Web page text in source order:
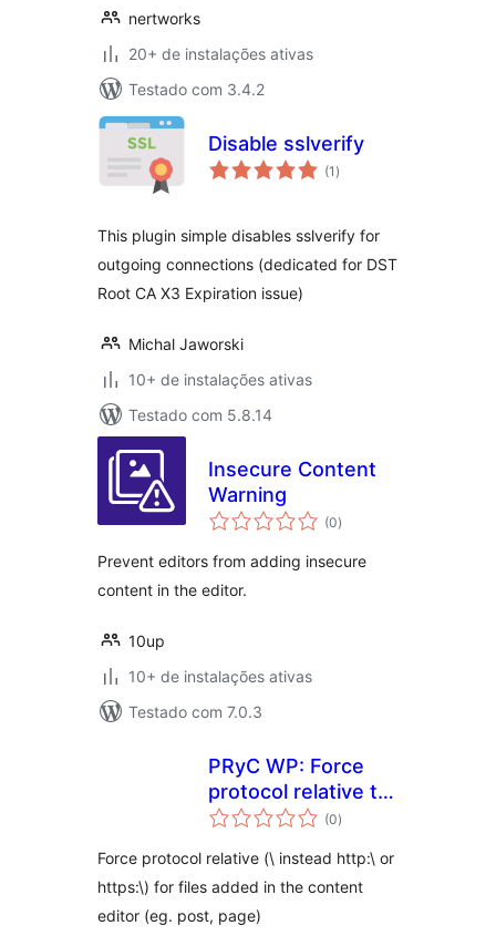
nertworks
20+ de instalações ativas
Testado com 3.4.2
Disable sslverify
(1 total
de
)
This plugin simple disables sslverify for
outgoing connections (dedicated for DST
Root CA X3 Expiration issue)
Michal Jaworski
10+ de instalações ativas
Testado com 5.8.14
Insecure Content
Warning
(0total
de
)
Prevent editors from adding insecure
content in the editor.
10up
10+ de instalações ativas
Testado com 7.0.3
PRyC WP: Force
protocol relative to
uploaded media
(0total
de
)
Force protocol relative (\ instead http:\ or
https:\) for files added in the content
editor (eg. post, page)